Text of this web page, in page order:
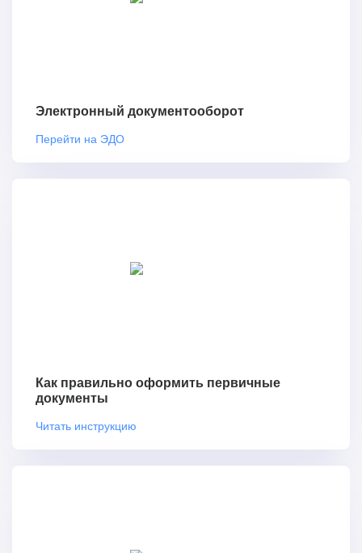
Электронный документооборот
Перейти на ЭДО
Как правильно оформить первичные
документы
Читать инструкцию